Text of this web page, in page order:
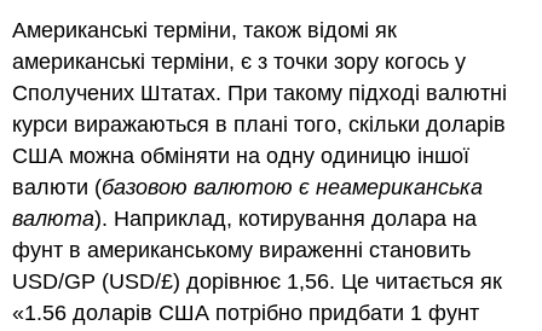
Американські терміни, також відомі як
американські терміни, є з точки зору когось у
Сполучених Штатах. При такому підході валютні
курси виражаються в плані того, скільки доларів
США можна обміняти на одну одиницю іншої
валюти (базовою валютою є неамериканська
валюта). Наприклад, котирування долара на
фунт в американському вираженні становить
USD/GP (USD/£) дорівнює 1,56. Це читається як
«1.56 доларів США потрібно придбати 1 фунт